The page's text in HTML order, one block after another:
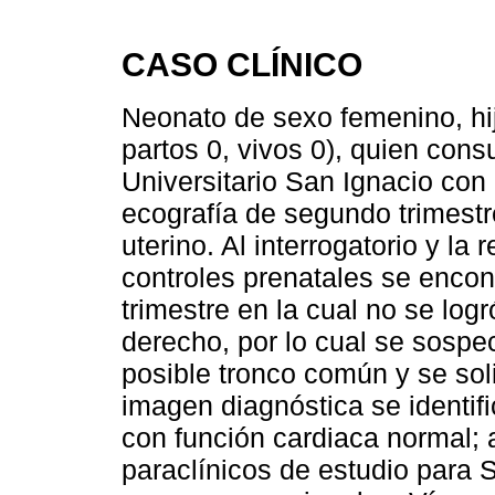
CASO CLÍNICO
Neonato de sexo femenino,
partos 0, vivos 0), quien
Universitario San Ignacio
ecografía de segundo
uterino. Al interrogatorio y la
controles prenatales se
trimestre en la cual no se
derecho, por lo cual se
posible tronco común y se
imagen diagnóstica se
con función cardiaca normal;
paraclínicos de estudio para